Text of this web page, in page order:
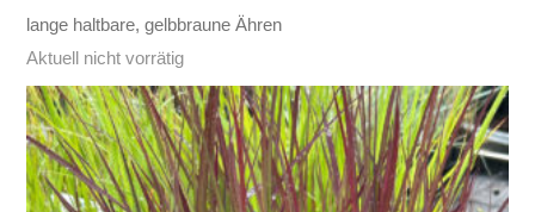
lange haltbare, gelbbraune Ähren
Aktuell nicht vorrätig